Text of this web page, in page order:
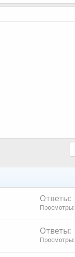
Ответы
Просмотры
Ответы
Просмотры